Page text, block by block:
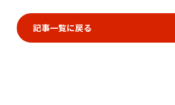
記事一覧に戻る